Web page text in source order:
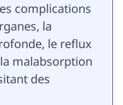
complications
la
le reflux
malabsorption
des